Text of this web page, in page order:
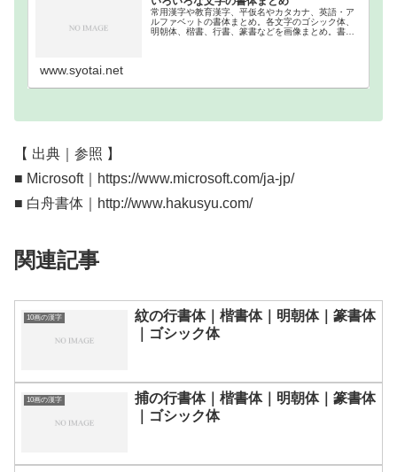
常用漢字や教育漢字、平仮名やカタカナ、英語・ア
ルファベットの書体まとめ。各文字のゴシック体、
明朝体、楷書、行書、篆書などを画像まとめ。書体
www.syotai.net
【 出典｜参照 】
■ Microsoft｜https://www.microsoft.com/ja-jp/
■ 白舟書体｜http://www.hakusyu.com/
関連記事
10画の漢字
紋の行書体｜楷書体｜明朝体｜篆書体
｜ゴシック体
10画の漢字
捕の行書体｜楷書体｜明朝体｜篆書体
｜ゴシック体